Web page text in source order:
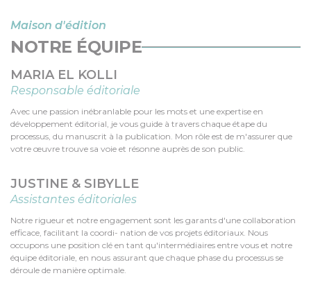
Maison d'édition
NOTRE ÉQUIPE
MARIA EL KOLLI
Responsable éditoriale
Avec une passion inébranlable pour les mots et une expertise en
développement éditorial, je vous guide à travers chaque étape du
processus, du manuscrit à la publication. Mon rôle est de m'assurer que
votre œuvre trouve sa voie et résonne auprès de son public.
JUSTINE & SIBYLLE
Assistantes éditoriales
Notre rigueur et notre engagement sont les garants d'une collaboration
efficace, facilitant la coordi- nation de vos projets éditoriaux. Nous
occupons une position clé en tant qu'intermédiaires entre vous et notre
équipe éditoriale, en nous assurant que chaque phase du processus se
déroule de manière optimale.